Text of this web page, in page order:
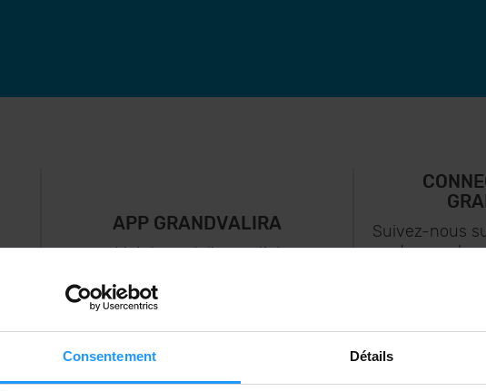
Consentement Détails
APP GRANDVALIRA
Maintenant, l'essentiel
Suivez-nous
et soyez le